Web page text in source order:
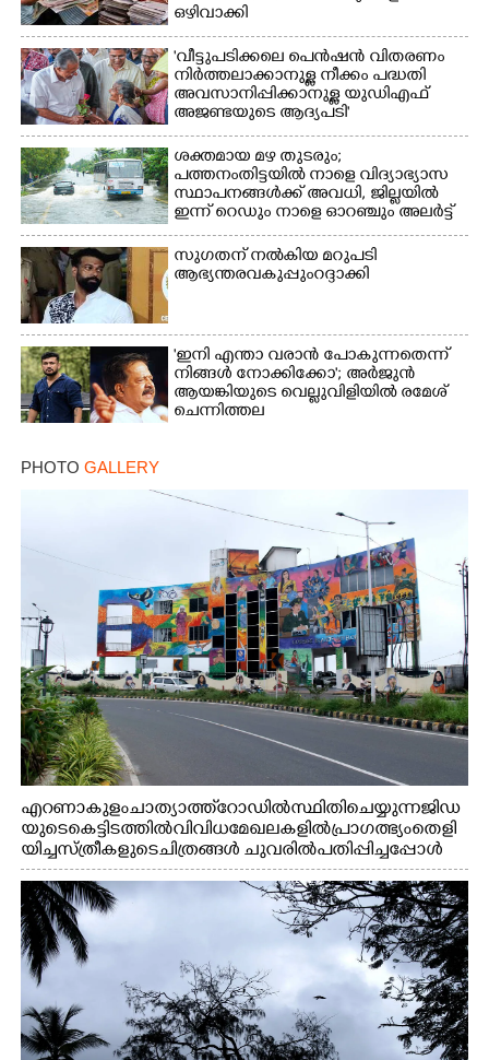
ഒഴിവാക്കി
'വീട്ടുപടിക്കലെ പെൻഷൻ വിതരണം
നിർത്തലാക്കാനുള്ള നീക്കം പദ്ധതി
അവസാനിപ്പിക്കാനുള്ള യുഡിഎഫ്
അജണ്ടയുടെ ആദ്യപടി'
ശക്തമായ മഴ തുടരും;
പത്തനംതിട്ടയിൽ നാളെ വിദ്യാഭ്യാസ
സ്ഥാപനങ്ങൾക്ക് അവധി,​ ജില്ലയിൽ
ഇന്ന് റെ‌ഡും നാളെ ഓറഞ്ചും അലർട്ട്
സുഗതന് നൽകിയ മറുപടി
ആഭ്യന്തരവകുപ്പും റദ്ദാക്കി
'ഇനി എന്താ വരാൻ പോകുന്നതെന്ന്
നിങ്ങൾ നോക്കിക്കോ'; അർജുൻ
ആയങ്കിയുടെ വെല്ലുവിളിയിൽ രമേശ്
ചെന്നിത്തല
PHOTO GALLERY
എറണാകുളം ചാത്യാത്ത് റോഡിൽ സ്ഥിതി ചെയ്യുന്ന ജിഡ
യുടെ കെട്ടിടത്തിൽ വിവിധ മേഖലകളിൽ പ്രാഗത്ഭ്യം തെളി
യിച്ച സ്ത്രീകളുടെ ചിത്രങ്ങൾ ചുവരിൽ പതിപ്പിച്ചപ്പോൾ